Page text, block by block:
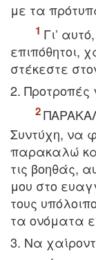
με τα
Γι’
επιπόθητοι,
στέκεστε
2. Προτροπές
Συντύχη, να
παρακαλώ
τις βοηθάς,
μου στο
τους
τα ονόματα
3. Nα